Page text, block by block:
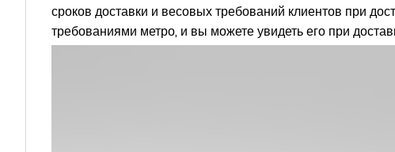
сроков доставки и весовых требований клиентов при
требованиями метро, и вы можете увидеть его при